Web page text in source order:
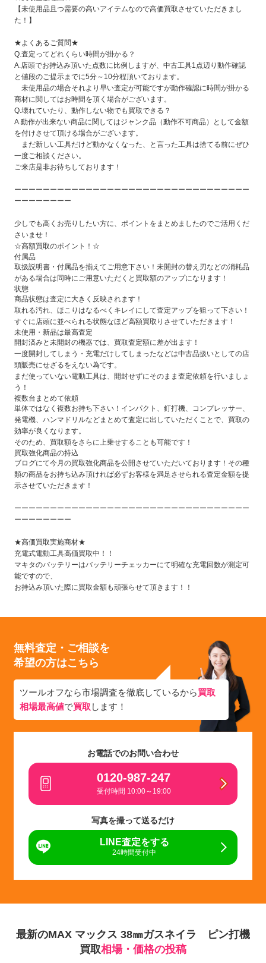
【未使用品且つ需要の高いアイテムなので高価買取させていただきまし
た！ 】
★よくあるご質問★
Q.査定ってどれくらい時間が掛かる？
A.店頭でお持込み頂いた点数に比例しますが、中古工具1点辺り動作確認
と値段のご提示までに5分～10分程頂いております。
未使用品の場合それより早い査定が可能ですが動作確認に時間が掛かる
商材に関してはお時間を頂く場合がございます。
Q.壊れていたり、動作しない物でも買取できる？
A.動作が出来ない商品に関してはジャンク品（動作不可商品）として金額
を付けさせて頂ける場合がございます。
まだ新しい工具だけど動かなくなった、と言った工具は捨てる前にぜひ
一度ご相談ください。
ご来店是非お待ちしております！
ーーーーーーーーーーーーーーーーーーーーーーーーーーーーーーーーー
ーーーーーーーー
少しでも高くお売りしたい方に、ポイントをまとめましたのでご活用くだ
さいませ！
☆高額買取のポイント！☆
付属品
取扱説明書・付属品を揃えてご用意下さい！未開封の替え刃などの消耗品
がある場合は同時にご用意いただくと買取額のアップになります！
状態
商品状態は査定に大きく反映されます！
取れる汚れ、ほこりはなるべくキレイにして査定アップを狙って下さい！
すぐに店頭に並べられる状態なほど高額買取りさせていただきます！
未使用・新品は最高査定
開封済みと未開封の機器では、買取査定額に差が出ます！
一度開封してしまう・充電だけしてしまったなどは中古品扱いとしての店
頭販売にせざるをえない為です。
まだ使っていない電動工具は、開封せずにそのまま査定依頼を行いましょ
う！
複数台まとめて依頼
単体ではなく複数お持ち下さい！インパクト、釘打機、コンプレッサー、
発電機、ハンマドリルなどまとめて査定に出していただくことで、買取の
効率が良くなります。
そのため、買取額をさらに上乗せすることも可能です！
買取強化商品の持込
ブログにて今月の買取強化商品を公開させていただいております！その種
類の商品をお持ち込み頂ければ必ずお客様を満足させられる査定金額を提
示させていただきます！
ーーーーーーーーーーーーーーーーーーーーーーーーーーーーーーーーー
ーーーーーーーー
★高価買取実施商材★
充電式電動工具高価買取中！！
マキタのバッテリーはバッテリーチェッカーにて明確な充電回数が測定可
能ですので、
お持込み頂いた際に買取金額も頑張らせて頂きます！！
無料査定・ご相談を
希望の方はこちら
ツールオフなら市場調査を徹底しているから買取
相場最高値で買取 します！
お電話でのお問い合わせ
0120-987-247
受付時間 10:00～19:00
写真を撮って送るだけ
LINE査定をする
24時間受付中
最新のMAX マックス 38㎜ガスネイラ ピン打機
買取相場・価格の投稿